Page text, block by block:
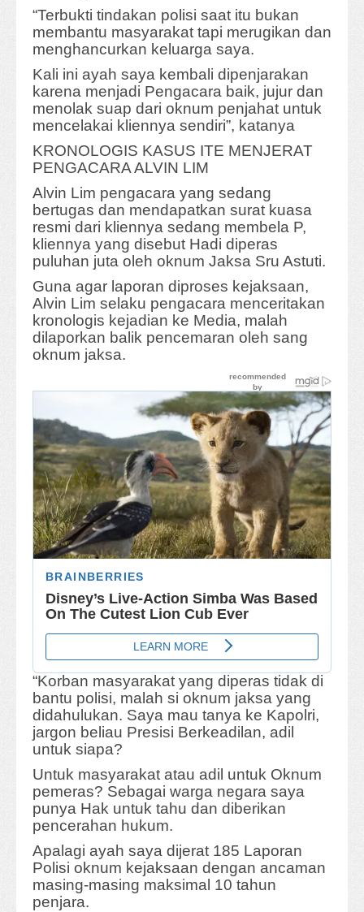
“Terbukti tindakan polisi saat itu bukan
membantu masyarakat tapi merugikan dan
menghancurkan keluarga saya.
Kali ini ayah saya kembali dipenjarakan
karena menjadi Pengacara baik, jujur dan
menolak suap dari oknum penjahat untuk
mencelakai kliennya sendiri”, katanya
KRONOLOGIS KASUS ITE MENJERAT
PENGACARA ALVIN LIM
Alvin Lim pengacara yang sedang
bertugas dan mendapatkan surat kuasa
resmi dari kliennya sedang membela P,
kliennya yang disebut Hadi diperas
puluhan juta oleh oknum Jaksa Sru Astuti.
Guna agar laporan diproses kejaksaan,
Alvin Lim selaku pengacara menceritakan
kronologis kejadian ke Media, malah
dilaporkan balik pencemaran oleh sang
oknum jaksa.
“Korban masyarakat yang diperas tidak di
bantu polisi, malah si oknum jaksa yang
didahulukan. Saya mau tanya ke Kapolri,
jargon beliau Presisi Berkeadilan, adil
untuk siapa?
Untuk masyarakat atau adil untuk Oknum
pemeras? Sebagai warga negara saya
punya Hak untuk tahu dan diberikan
pencerahan hukum.
Apalagi ayah saya dijerat 185 Laporan
Polisi oknum kejaksaan dengan ancaman
masing-masing maksimal 10 tahun
penjara.